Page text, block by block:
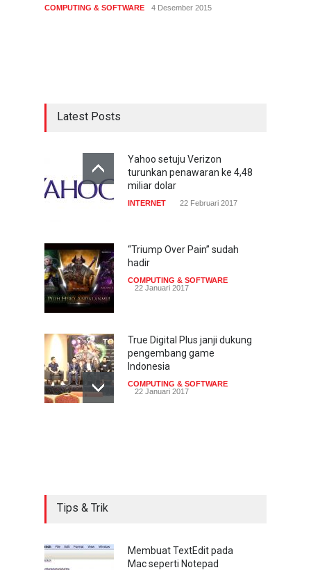
COMPUTING & SOFTWARE 4 Desember 2015
Latest Posts
Yahoo setuju Verizon
turunkan penawaran ke 4,48
miliar dolar
INTERNET 22 Februari 2017
“Triump Over Pain” sudah
hadir
COMPUTING & SOFTWARE
22 Januari 2017
True Digital Plus janji dukung
pengembang game
Indonesia
COMPUTING & SOFTWARE
22 Januari 2017
pandangan mata
TECH SPEC 8 Januari 2017
Tips & Trik
Membuat TextEdit pada
Mac seperti Notepad